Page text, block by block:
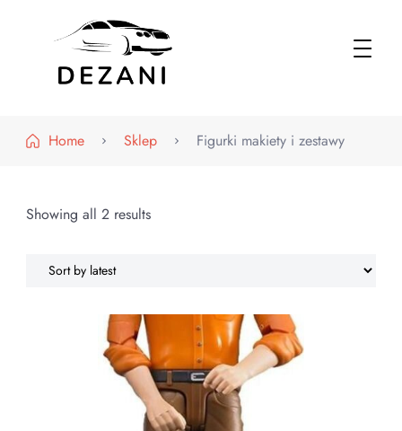
Home
Sklep Figurki makiety i zestawy
Showing all 2 results